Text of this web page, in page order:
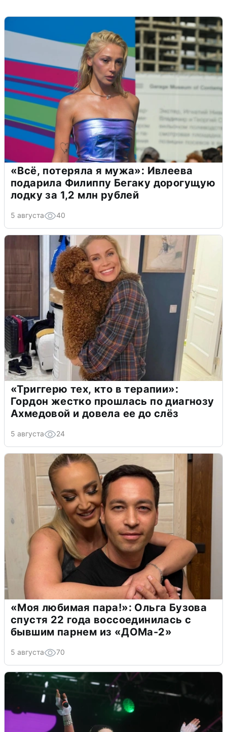
«Всё, потеряла я мужа»: Ивлеева
подарила Филиппу Бегаку дорогущую
лодку за 1,2 млн рублей
5 августа 40
«Триггерю тех, кто в терапии»:
Гордон жестко прошлась по диагнозу
Ахмедовой и довела ее до слёз
5 августа 24
«Моя любимая пара!»: Ольга Бузова
спустя 22 года воссоединилась с
бывшим парнем из «ДОМа-2»
5 августа 70